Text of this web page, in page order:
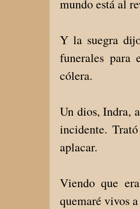
mundo está al
Y la suegra
funerales para
cólera.
Un dios, Indra,
incidente.
aplacar.
Viendo que
quemaré vivos